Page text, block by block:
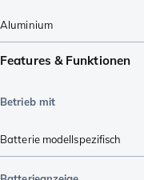
Aluminium
Features & Funktionen
Betrieb mit
Batterie modellspezifisch